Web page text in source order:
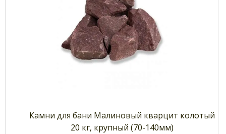
Камни для бани Малиновый кварцит колотый
20 кг, крупный (70-140мм)